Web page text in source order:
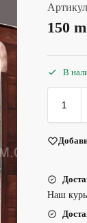
150 m
В
Наш